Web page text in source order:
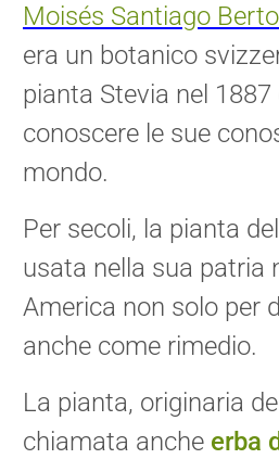
Moisés Santiago
era un botanico
pianta Stevia nel 1887
conoscere le sue
mondo.
Per secoli, la pianta
usata nella sua patria
America non solo per
anche come rimedio.
La pianta, originaria
chiamata anche erba